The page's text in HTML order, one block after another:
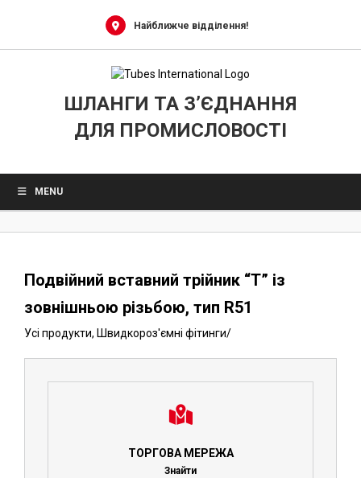
Найближче відділення!
ШЛАНГИ ТА З’ЄДНАННЯ
ДЛЯ ПРОМИСЛОВОСТІ
MENU
Подвійний вставний трійник “Т” із
зовнішньою різьбою, тип R51
Усі продукти, Швидкороз'ємні фітинги/
ТОРГОВА МЕРЕЖА
Знайти